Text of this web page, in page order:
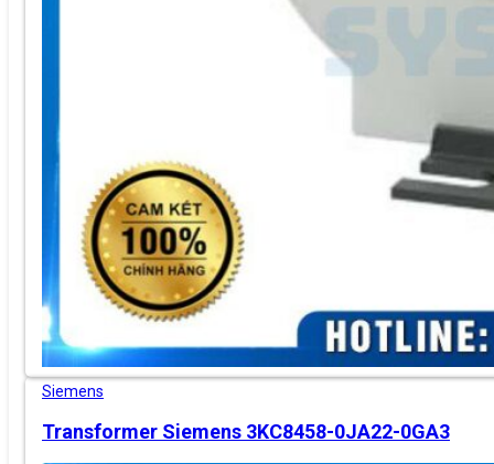
Siemens
Transformer Siemens 3KC8458-0JA22-0GA3